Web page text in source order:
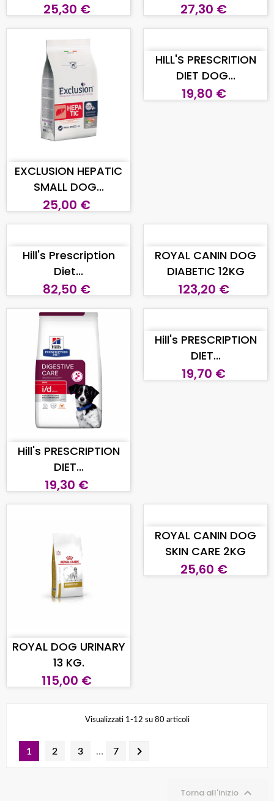
25,30 € 27,30 €
AGGIUNGI AL CARRELLO
EXCLUSION HEPATIC
SMALL DOG...
25,00 €
AGGIUNGI AL CARRELLO
HILL'S PRESCRITION
DIET DOG...
19,80 €
AGGIUNGI AL CARRELLO
Hill's Prescription
Diet...
82,50 €
ROYAL CANIN DOG
DIABETIC 12KG
123,20 €
AGGIUNGI AL CARRELLO
Hill's PRESCRIPTION
DIET...
19,30 €
AGGIUNGI AL CARRELLO
Hill's PRESCRIPTION
DIET...
19,70 €
AGGIUNGI AL CARRELLO
ROYAL DOG URINARY
13 KG.
115,00 €
ROYAL CANIN DOG
SKIN CARE 2KG
25,60 €
Visualizzati 1-12 su 80 articoli
1 2 3 … 7 
Torna all'inizio 